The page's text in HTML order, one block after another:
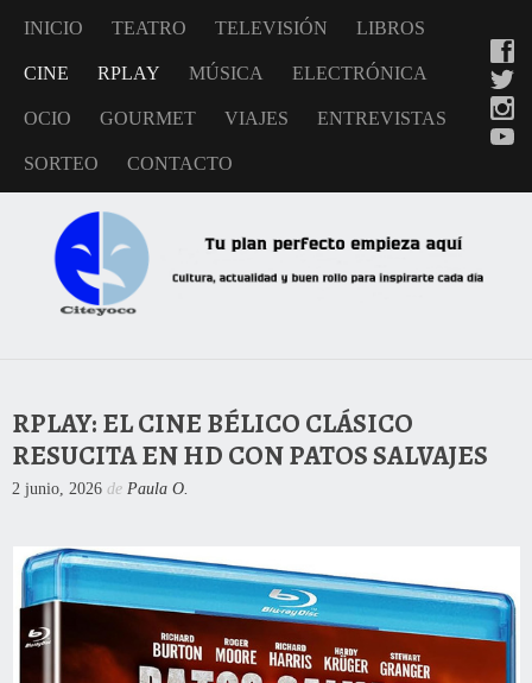
INICIO TEATRO TELEVISIÓN LIBROS
CINE RPLAY MÚSICA ELECTRÓNICA
OCIO GOURMET VIAJES ENTREVISTAS
SORTEO CONTACTO
RPLAY: EL CINE BÉLICO CLÁSICO
RESUCITA EN HD CON PATOS SALVAJES
2 junio, 2026 de Paula O.